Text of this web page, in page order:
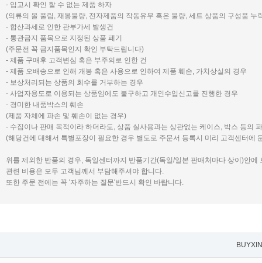
- 입고시 확인 할 수 없는 제품 하자
(의류의 올 풀림, 재봉불량, 전자제품의 작동유무 혹은 불량, 세트 상품의 구성품 누
- 합산과세로 인한 관부가세 발생건
- 통관금지 품목으로 지정된 상품 폐기
(주문전 꼭 금지품목인지 확인 부탁드립니다)
- 제품 구매후 고객변심 혹은 부주의로 인한 건
- 제품 오배송으로 인해 개봉 혹은 사용으로 인하여 제품 훼손, 가치상실의 경우
- 보상처리되는 상품의 회수를 거부하는 경우
- 사업자용도로 이용되는 상품임에도 불구하고 개인수입신고를 진행한 경우
- 경미한 내품박스의 훼손
(제품 자체에 파손 및 훼손이 없는 경우)
- 수집이나 판매 목적이라 하더라도, 상품 실사용과는 상관없는 케이스, 박스 등의
(해당건에 대해서 특별포장이 필요한 경우 별도로 주문서 등록시 미리 고객센터에
위를 제외한 반품의 경우, 독일센터까지 반품기간(독일/일본 판매처마다 상이)안에
관련 비용은 모두 고객님께서 부담해주셔야 합니다.
또한 주문 전에는 꼭 '자주하는 질문'반드시 확인 바랍니다.